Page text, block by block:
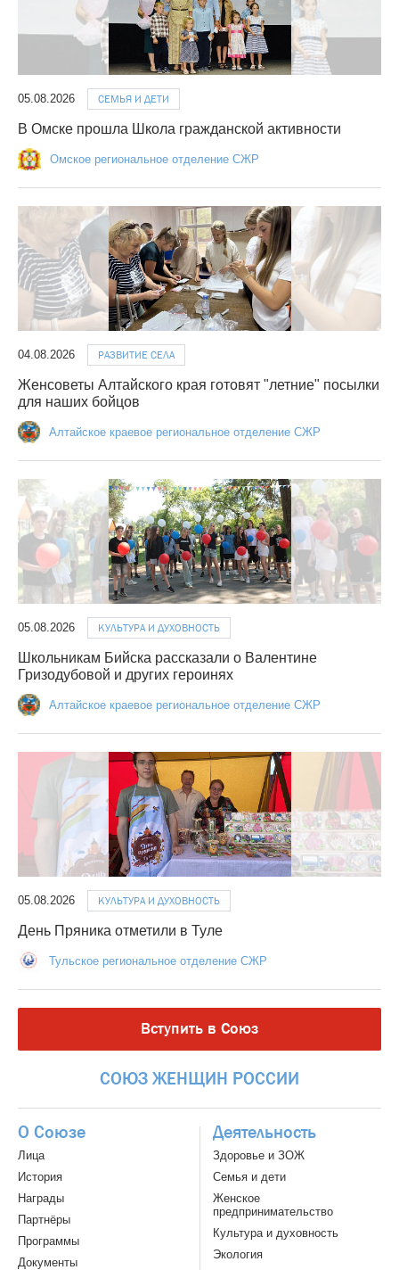
05.08.2026 СЕМЬЯ И ДЕТИ
В Омске прошла Школа гражданской активности
Омское региональное отделение СЖР
04.08.2026 РАЗВИТИЕ СЕЛА
Женсоветы Алтайского края готовят "летние" посылки
для наших бойцов
Алтайское краевое региональное отделение СЖР
05.08.2026 КУЛЬТУРА И ДУХОВНОСТЬ
Школьникам Бийска рассказали о Валентине
Гризодубовой и других героинях
Алтайское краевое региональное отделение СЖР
05.08.2026 КУЛЬТУРА И ДУХОВНОСТЬ
День Пряника отметили в Туле
Тульское региональное отделение СЖР
Вступить в Союз
СОЮЗ ЖЕНЩИН РОССИИ
О Союзе
Лица
История
Награды
Партнёры
Программы
Документы
Деятельность
Здоровье и ЗОЖ
Семья и дети
Женское
предпринимательство
Культура и духовность
Экология